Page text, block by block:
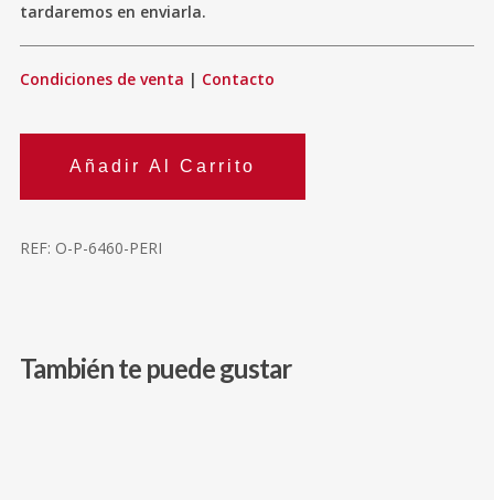
tardaremos en enviarla.
Condiciones de venta | Contacto
Añadir Al Carrito
REF: O-P-6460-PERI
También te puede gustar